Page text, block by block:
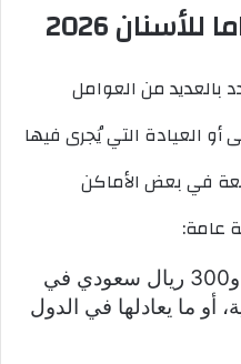
2026
بالعديد من العوامل
أو العيادة التي يُجرى فيها
في بعض الأماكن
عامة:
تتراوح الأسعار بين 100 و300 ريال سعودي في
أو ما يعادلها في الدول